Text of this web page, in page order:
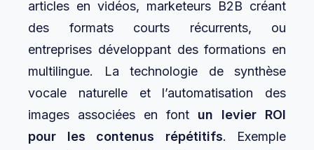
articles en vidéos, marketeurs B2B créant
des formats courts récurrents, ou
entreprises développant des formations en
multilingue. La technologie de synthèse
vocale naturelle et l’automatisation des
images associées en font un levier ROI
pour les contenus répétitifs. Exemple